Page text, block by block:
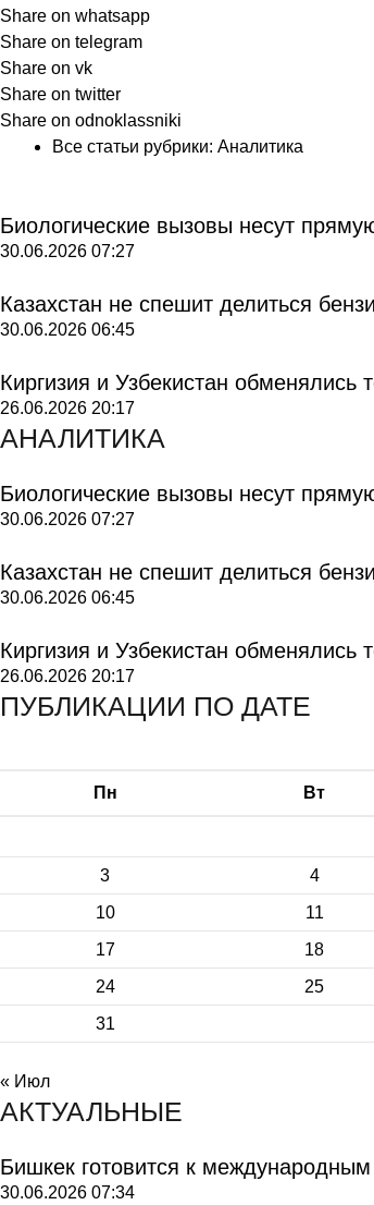
Share on whatsapp
Share on telegram
Share on vk
Share on twitter
Share on odnoklassniki
Все статьи рубрики: Аналитика
Биологические вызовы несут
30.06.2026 07:27
Казахстан не спешит делиться
30.06.2026 06:45
Киргизия и Узбекистан обменялись
26.06.2026 20:17
АНАЛИТИКА
Биологические вызовы несут
30.06.2026 07:27
Казахстан не спешит делиться
30.06.2026 06:45
Киргизия и Узбекистан обменялись
26.06.2026 20:17
ПУБЛИКАЦИИ ПО ДАТЕ
Пн Вт
3
4
10
11
17
18
24
25
31
« Июл
АКТУАЛЬНЫЕ
Бишкек готовится к
30.06.2026 07:34